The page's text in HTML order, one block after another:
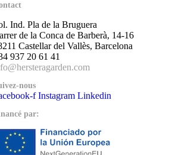
Ind. Pla de la Bruguera
de la Conca de Barberà, 14-16
Castellar del Vallès, Barcelona
937 20 61 41
nous
f Instagram Linkedin
par: